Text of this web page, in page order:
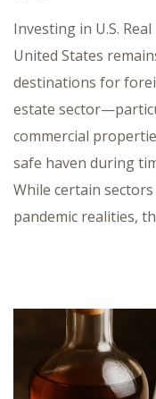
Investing in U.S.
United States
destinations for
estate
commercial
safe haven during
While certain
pandemic realities,